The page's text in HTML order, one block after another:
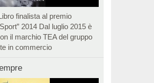
finalista al premio
2014 Dal luglio 2015 è
il marchio TEA del gruppo
in commercio